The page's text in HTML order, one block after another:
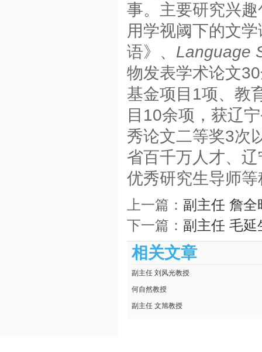
事。主要研究兴
用学视阈下的文
语》、 Language
物发表学术论文
基金项目1项、教
目10余项，获辽
秀论文二等奖3次
省百千万人才、
优秀研究生导师
上一篇： 副主任 詹全
下一篇： 副主任 毛延
相关文章
副主任 刘风光教授
何自然教授
副主任 文旭教授